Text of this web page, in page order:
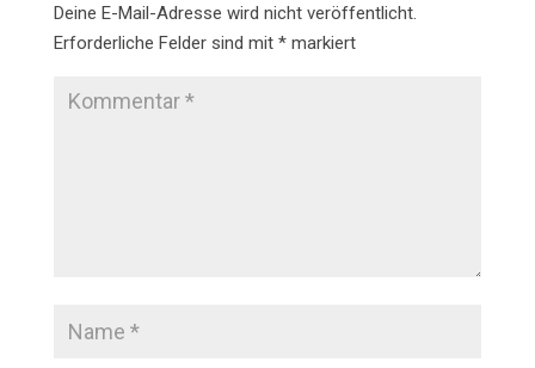
Deine E-Mail-Adresse wird nicht veröffentlicht.
Erforderliche Felder sind mit *markiert